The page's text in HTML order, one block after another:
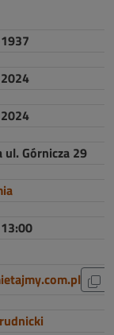
Górnicza 29